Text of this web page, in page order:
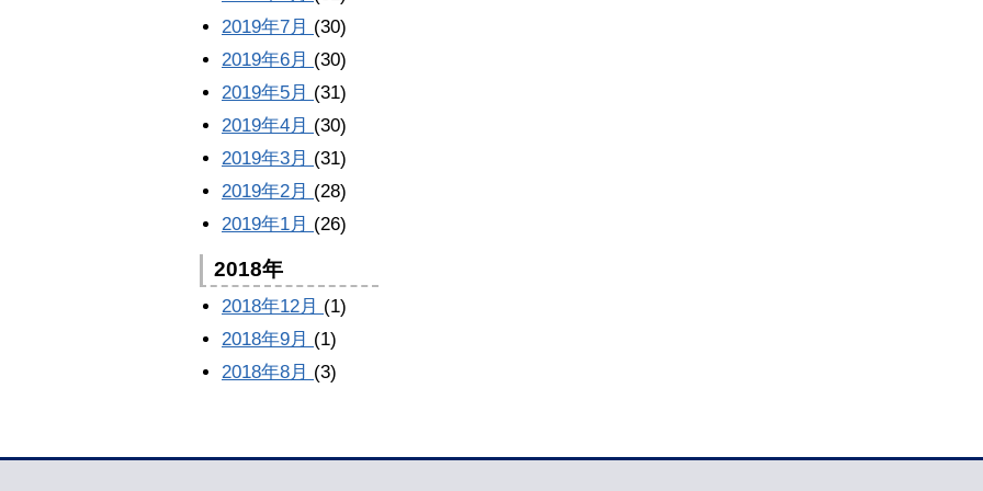
2019年7月 (30)
2019年6月 (30)
2019年5月 (31)
2019年4月 (30)
2019年3月 (31)
2019年2月 (28)
2019年1月 (26)
2018年
2018年12月 (1)
2018年9月 (1)
2018年8月 (3)